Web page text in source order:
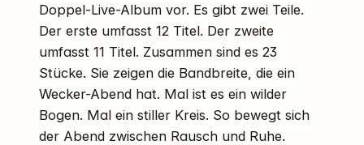
Doppel-Live-Album vor. Es gibt zwei Teile.
Der erste umfasst 12 Titel. Der zweite
umfasst 11 Titel. Zusammen sind es 23
Stücke. Sie zeigen die Bandbreite, die ein
Wecker-Abend hat. Mal ist es ein wilder
Bogen. Mal ein stiller Kreis. So bewegt sich
der Abend zwischen Rausch und Ruhe.